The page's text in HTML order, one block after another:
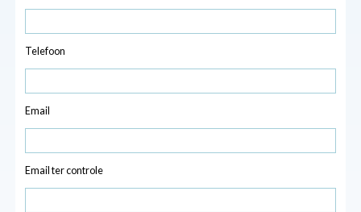
Telefoon
Email
Email ter controle